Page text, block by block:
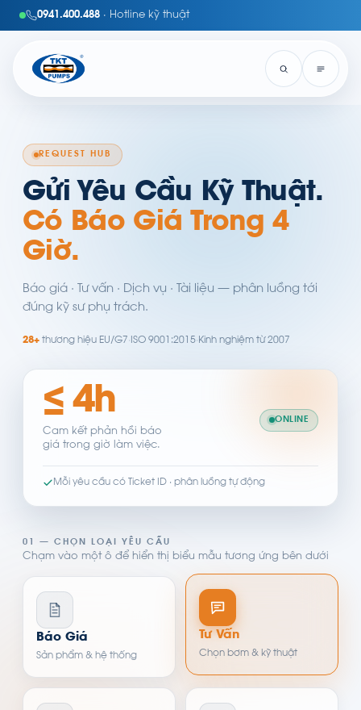
0941.400.488 · Hotline kỹ thuật
REQUEST HUB
Gửi Yêu Cầu Kỹ Thuật.
Có Báo Giá Trong 4
Giờ.
Báo giá · Tư vấn · Dịch vụ · Tài liệu — phân luồng tới
đúng kỹ sư phụ trách.
28+ thương hiệu EU/G7· ISO 9001:2015· Kinh nghiệm từ 2007
≤ 4h
Cam kết phản hồi báo
giá trong giờ làm việc.
ONLINE
Mỗi yêu cầu có Ticket ID · phân luồng tự động
01 — CHỌN LOẠI YÊU CẦU
Chạm vào một ô để hiển thị biểu mẫu tương ứng bên dưới
Báo Giá
Sản phẩm & hệ thống
Tư Vấn
Chọn bơm & kỹ thuật